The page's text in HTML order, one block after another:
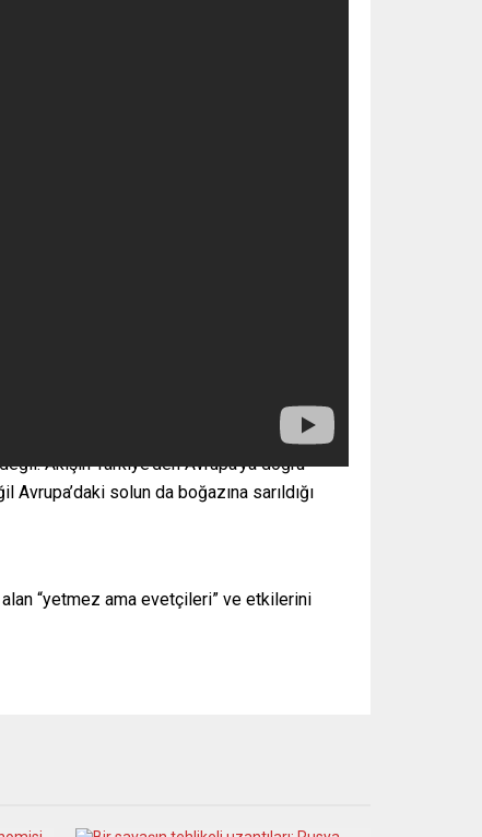
Akışın Türkiye’den Avrupa’ya doğru
solun da boğazına sarıldığı
“yetmez ama evetçileri” ve etkilerini